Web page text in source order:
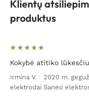
Klientų
produktus
Kokybė atitiko
Irmina V. · 2020 m.
elektrodai Saneo